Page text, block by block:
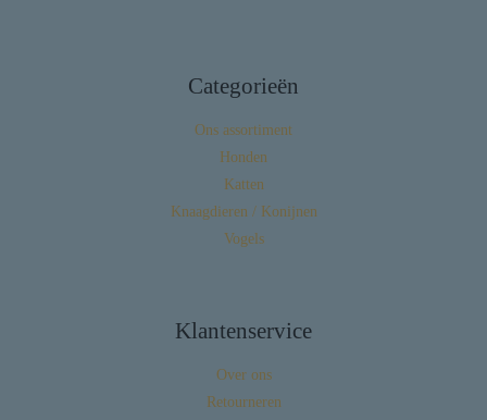
Categorieën
Ons assortiment
Honden
Katten
Knaagdieren / Konijnen
Vogels
Klantenservice
Over ons
Retourneren